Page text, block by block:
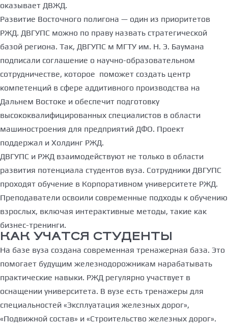
оказывает ДВЖД.
Развитие Восточного полигона — один из приоритетов
РЖД. ДВГУПС можно по праву назвать стратегической
базой региона. Так, ДВГУПС м МГТУ им. Н. Э. Баумана
подписали соглашение о научно-образовательном
сотрудничестве, которое поможет создать центр
компетенций в сфере аддитивного производства на
Дальнем Востоке и обеспечит подготовку
высококвалифицированных специалистов в области
машиностроения для предприятий ДФО. Проект
поддержал и Холдинг РЖД.
ДВГУПС и РЖД взаимодействуют не только в области
развития потенциала студентов вуза. Сотрудники ДВГУПС
проходят обучение в Корпоративном университете РЖД.
Преподаватели освоили современные подходы к обучению
взрослых, включая интерактивные методы, такие как
бизнес-тренинги.
КАК УЧАТСЯ СТУДЕНТЫ
На базе вуза создана современная тренажерная база. Это
помогает будущим железнодорожникам нарабатывать
практические навыки. РЖД регулярно участвует в
оснащении университета. В вузе есть тренажеры для
специальностей «Эксплуатация железных дорог»,
«Подвижной состав» и «Строительство железных дорог».